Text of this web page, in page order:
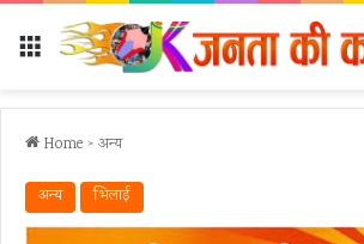
Menu
Home > अन्‍य
अन्‍य भिलाई